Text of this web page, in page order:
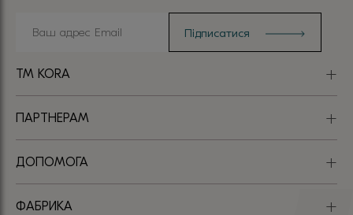
TM KORA
ПАРТНЕРАМ
ДОПОМОГА
ФАБРИКА